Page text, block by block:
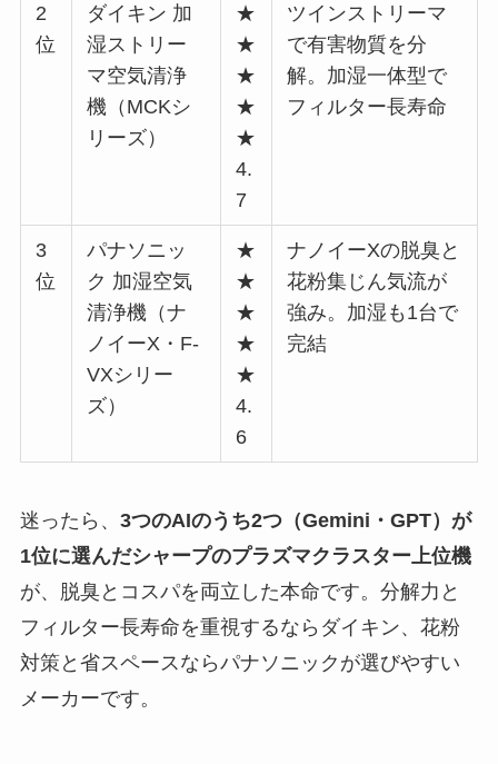
2
位
ダイキン 加
湿ストリー
マ空気清浄
機（MCKシ
リーズ）
★
★
★
★
★
4.
7
ツインストリーマ
で有害物質を分
解。加湿一体型で
フィルター長寿命
3
位
パナソニッ
ク 加湿空気
清浄機（ナ
ノイーX・F-
VXシリー
ズ）
★
★
★
★
★
4.
6
ナノイーXの脱臭と
花粉集じん気流が
強み。加湿も1台で
完結
迷ったら、 3つのAIのうち2つ（Gemini・GPT）が
1位に選んだシャープのプラズマクラスター上位機
が、脱臭とコスパを両立した本命です。分解力と
フィルター長寿命を重視するならダイキン、花粉
対策と省スペースならパナソニックが選びやすい
メーカーです。